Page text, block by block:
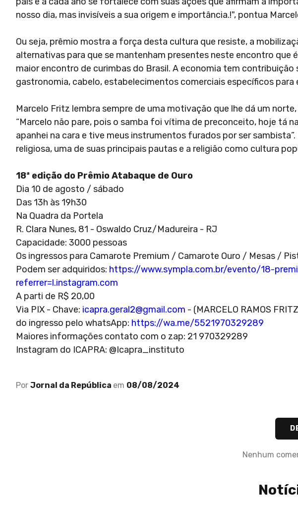
nosso dia, mas invisíveis a sua origem e importância.!", pontua
Ou seja, prêmio mostra a força desta cultura que resiste, a
alternativas para que se mantenham presentes neste encontro que
maior encontro de curimbas do Brasil. A economia tem
gastronomia, cabelo, estabelecimentos comerciais específicos para
Marcelo Fritz lembra sempre de uma motivação que lhe dá um
“Marcelo não pare, pois o samba foi vítima de preconceito, hoje tá
apanhei na cara e tive meus instrumentos furados por ser
religiosa, uma de suas principais pautas e a religião como cultura
18ª edição do Prêmio Atabaque de Ouro
Dia 10 de agosto / sábado
Das 13h às 19h30
Na Quadra da Portela
R. Clara Nunes, 81 - Oswaldo Cruz/Madureira - RJ
Capacidade: 3000 pessoas
Os ingressos para Camarote Premium / Camarote Ouro / Mesas /
Podem ser adquiridos: https://www.sympla.com.br/evento/18-
referrer=l.instagram.com
A parti de R$ 20,00
Via PIX - Chave: icapra.geral2@gmail.com - (MARCELO RAMOS
do ingresso pelo whatsApp: https://wa.me/5521970329289
Maiores informações contato com o zap: 21 970329289
Instagram do ICAPRA: @Icapra_instituto
Por Jornal da República em 08/08/2024
Nenhum